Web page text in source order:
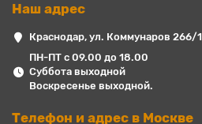
Наш адрес
Краснодар, ул. Коммунаров 266/1
ПН-ПТ с 09.00 до 18.00
Суббота выходной
Воскресенье выходной.
Телефон и адрес в Москве